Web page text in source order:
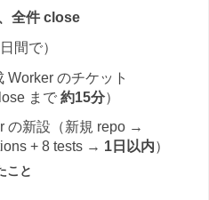
全件 close
日間で）
Worker のチケット
まで 約15分）
の新設（新規 repo →
+ 8 tests → 1日以内）
こと